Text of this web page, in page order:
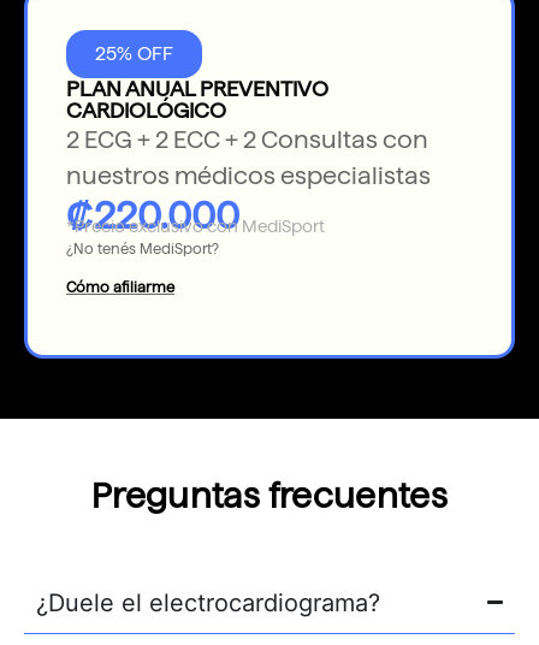
25% OFF
PLAN ANUAL PREVENTIVO
CARDIOLÓGICO
2 ECG + 2 ECC + 2 Consultas con
nuestros médicos especialistas
₡220.000
*Precio exclusivo con MediSport
¿No tenés MediSport?
Cómo afiliarme
Preguntas frecuentes
¿Duele el electrocardiograma?